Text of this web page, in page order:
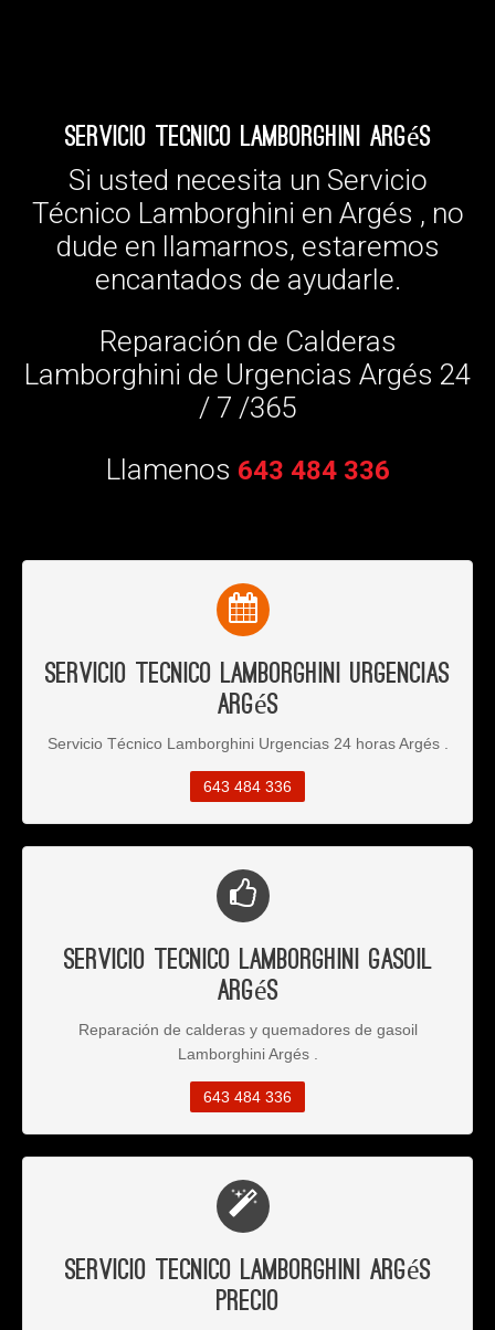
Servicio Tecnico Lamborghini Argés
Si usted necesita un Servicio
Técnico Lamborghini en Argés , no
dude en llamarnos, estaremos
encantados de ayudarle.
Reparación de Calderas
Lamborghini de Urgencias Argés 24
/ 7 /365
Llamenos 643 484 336
Servicio Tecnico Lamborghini Urgencias
Argés
Servicio Técnico Lamborghini Urgencias 24 horas Argés .
643 484 336
Servicio Tecnico Lamborghini Gasoil
Argés
Reparación de calderas y quemadores de gasoil
Lamborghini Argés .
643 484 336
Servicio Tecnico Lamborghini Argés
Precio